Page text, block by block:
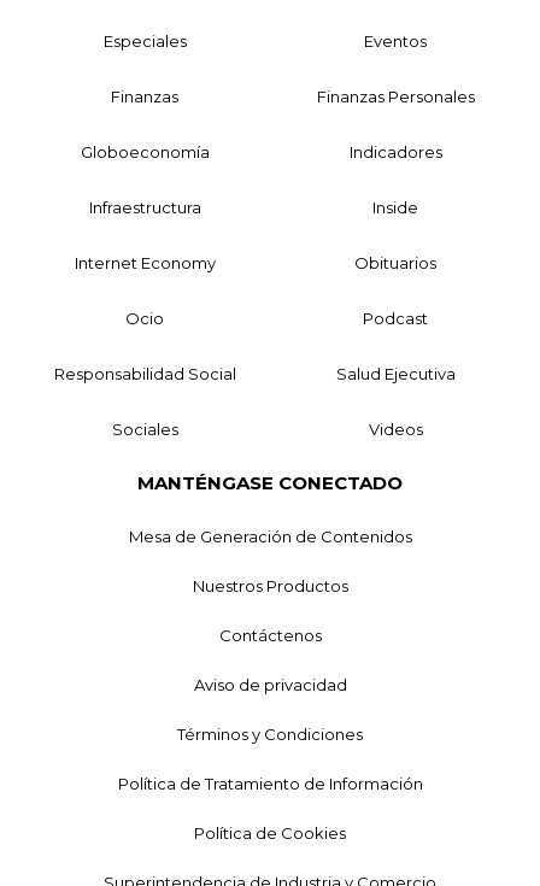
Especiales Eventos
Finanzas Finanzas Personales
Globoeconomía Indicadores
Infraestructura Inside
Internet Economy Obituarios
Ocio Podcast
Responsabilidad Social Salud Ejecutiva
Sociales Videos
MANTÉNGASE CONECTADO
Mesa de Generación de Contenidos
Nuestros Productos
Contáctenos
Aviso de privacidad
Términos y Condiciones
Política de Tratamiento de Información
Política de Cookies